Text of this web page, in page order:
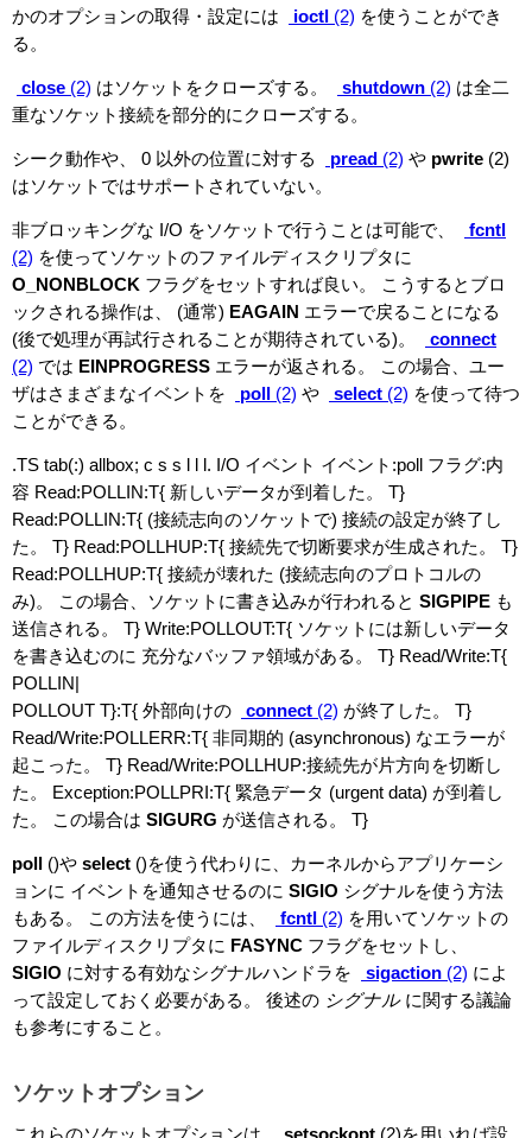
かのオプションの取得・設定には
ioctl (2) を使うことができ
る。
close (2) はソケットをクローズする。 shutdown (2) は全二
重なソケット接続を部分的にクローズする。
シーク動作や、 0 以外の位置に対する pread (2) や pwrite (2)
はソケットではサポートされていない。
非ブロッキングな I/O をソケットで行うことは可能で、
fcntl
(2) を使ってソケットのファイルディスクリプタに
O_NONBLOCK フラグをセットすれば良い。 こうするとブロ
ックされる操作は、 (通常) EAGAIN エラーで戻ることになる
(後で処理が再試行されることが期待されている)。
connect
(2) では EINPROGRESS エラーが返される。 この場合、ユー
ザはさまざまなイベントを
poll (2) や select (2) を使って待つ
ことができる。
.TS tab(:) allbox; c s s l l l. I/O イベント イベント:poll フラグ:内
容 Read:POLLIN:T{ 新しいデータが到着した。 T}
Read:POLLIN:T{ (接続志向のソケットで) 接続の設定が終了し
た。 T} Read:POLLHUP:T{ 接続先で切断要求が生成された。 T}
Read:POLLHUP:T{ 接続が壊れた (接続志向のプロトコルの
み)。 この場合、ソケットに書き込みが行われると SIGPIPE も
送信される。 T} Write:POLLOUT:T{ ソケットには新しいデータ
を書き込むのに 充分なバッファ領域がある。 T} Read/Write:T{
POLLIN|
POLLOUT T}:T{ 外部向けの
connect (2) が終了した。 T}
Read/Write:POLLERR:T{ 非同期的 (asynchronous) なエラーが
起こった。 T} Read/Write:POLLHUP:接続先が片方向を切断し
た。 Exception:POLLPRI:T{ 緊急データ (urgent data) が到着し
た。 この場合は SIGURG が送信される。 T}
poll ()や select ()を使う代わりに、カーネルからアプリケーシ
ョンに イベントを通知させるのに SIGIO シグナルを使う方法
もある。 この方法を使うには、
fcntl (2) を用いてソケットの
ファイルディスクリプタに FASYNC フラグをセットし、
SIGIO に対する有効なシグナルハンドラを sigaction (2) によ
って設定しておく必要がある。 後述の シグナルに関する議論
も参考にすること。
ソケットオプション
これらのソケットオプションは、 setsockopt (2)を用いれば設